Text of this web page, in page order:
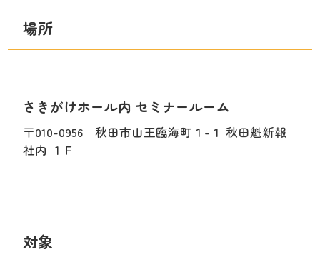
場所
さきがけホール内 セミナールーム
〒010-0956 秋田市山王臨海町１-１ 秋田魁新報
社内 １Ｆ
対象